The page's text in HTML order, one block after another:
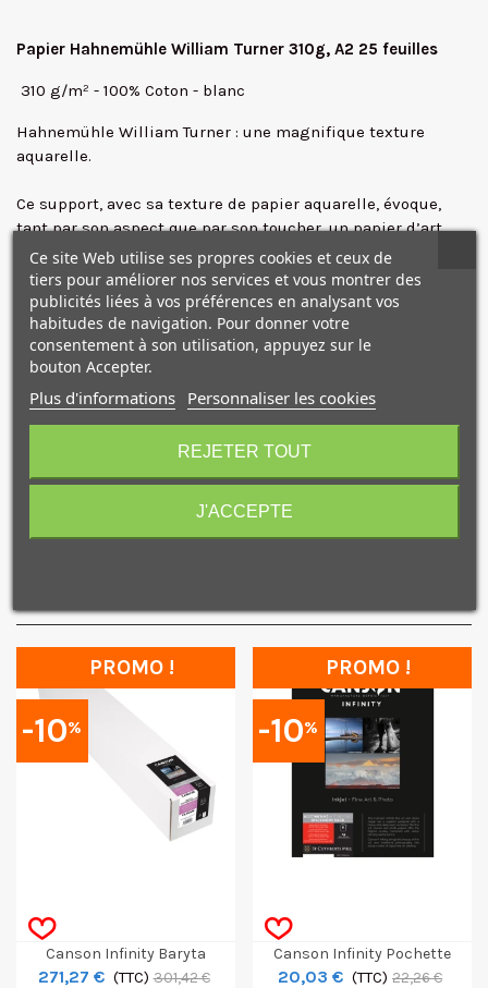
Papier Hahnemühle William Turner 310g, A2 25 feuilles
310 g/m² - 100% Coton - blanc
Hahnemühle William Turner : une magnifique texture
aquarelle.
Ce support, avec sa texture de papier aquarelle, évoque,
tant par son aspect que par son toucher, un papier d’art
fait à la main.
William Turner est idéal pour les reproductions
traditionnelles d’œuvres d’art, mais également pour les
tirages photographiques auxquels sa texture donne un
rendu inattendu.
Epaisseur : 0.62mm
-10%
PROMO !
Canson Infinity Baryta
Photographique II Rouleau 36"
271,27 € (TTC) 301,42 €
-10%
PROMO !
Canson Infinity Pochette
Découverte Somerset A4 8f
20,03 € (TTC) 22,26 €
Ce site Web utilise ses propres cookies et ceux de
tiers pour améliorer nos services et vous montrer des
publicités liées à vos préférences en analysant vos
habitudes de navigation. Pour donner votre
consentement à son utilisation, appuyez sur le
bouton Accepter.
Plus d'informations Personnaliser les cookies
REJETER TOUT
J'ACCEPTE
10€ OFFERTS sur votre
premier achat !
J'accepte de recevoir des SMS de la part de la marque.
Obtenir mon code promo.